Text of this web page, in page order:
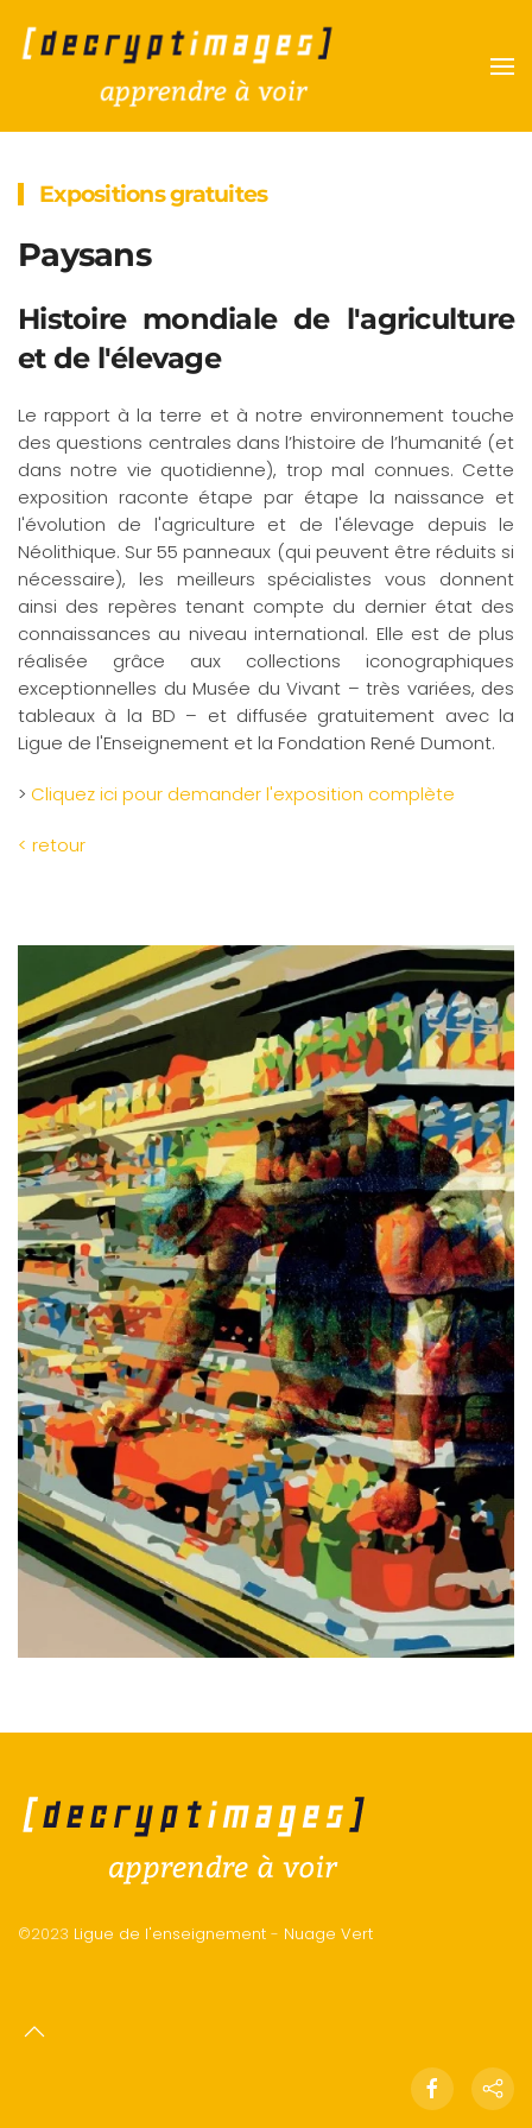
Accéder au contenu principal
Expositions gratuites
Paysans
Histoire mondiale de l'agriculture
et de l'élevage
Le rapport à la terre et à notre environnement touche
des questions centrales dans l’histoire de l’humanité (et
dans notre vie quotidienne), trop mal connues. Cette
exposition raconte étape par étape la naissance et
l'évolution de l'agriculture et de l'élevage depuis le
Néolithique. Sur 55 panneaux (qui peuvent être réduits si
nécessaire), les meilleurs spécialistes vous donnent
ainsi des repères tenant compte du dernier état des
connaissances au niveau international. Elle est de plus
réalisée grâce aux collections iconographiques
exceptionnelles du Musée du Vivant – très variées, des
tableaux à la BD – et diffusée gratuitement avec la
Ligue de l'Enseignement et la Fondation René Dumont.
> Cliquez ici pour demander l'exposition complète
< retour
©2023 Ligue de l'enseignement - Nuage Vert